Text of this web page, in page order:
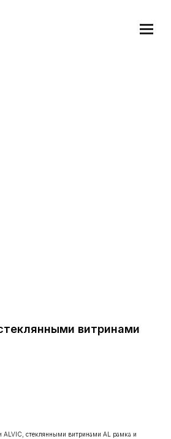
витринами
ALVIC, стеклянными витринами AL рамка и